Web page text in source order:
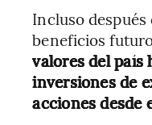
Incluso después
beneficios
valores del país
inversiones de
acciones desde